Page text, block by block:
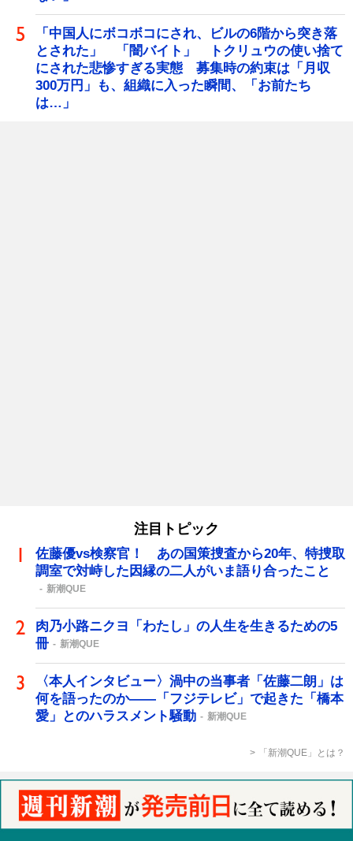
「中国人にボコボコにされ、ビルの6階から突き落
とされた」 「闇バイト」 トクリュウの使い捨て
にされた悲惨すぎる実態 募集時の約束は「月収
300万円」も、組織に入った瞬間、「お前たち
は…」
注目トピック
佐藤優vs検察官！ あの国策捜査から20年、特捜取
調室で対峙した因縁の二人がいま語り合ったこと
新潮QUE
肉乃小路ニクヨ「わたし」の人生を生きるための5
冊
新潮QUE
〈本人インタビュー〉渦中の当事者「佐藤二朗」は
何を語ったのか――「フジテレビ」で起きた「橋本
愛」とのハラスメント騒動
新潮QUE
「新潮QUE」とは？